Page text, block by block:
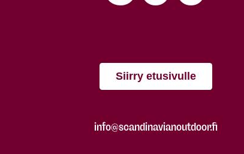
Siirry etusivulle
info@scandinavianoutdoor.fi